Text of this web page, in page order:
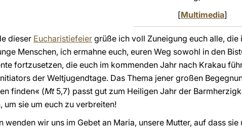
[Multimedia]
dieser Eucharistiefeier grüße ich voll Zuneigung euch alle,
Menschen, ich ermahne euch, euren Weg sowohl in den
fortzusetzen, die euch im kommenden Jahr nach Krakau
der Weltjugendtage. Das Thema jener großen
finden« (Mt 5,7) passt gut zum Heiligen Jahr der
um sie um euch zu verbreiten!
wenden wir uns im Gebet an Maria, unsere Mutter, auf dass